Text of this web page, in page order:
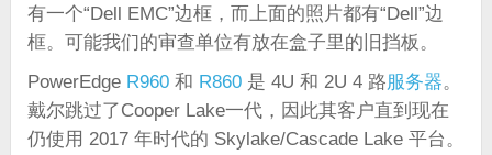
有一个“Dell EMC”边框，而上面的照片都有“Dell”边
框。可能我们的审查单位有放在盒子里的旧挡板。
PowerEdge R960和 R860是 4U 和 2U 4 路服务器。
戴尔跳过了Cooper Lake一代，因此其客户直到现在
仍使用 2017 年时代的 Skylake/Cascade Lake 平台。